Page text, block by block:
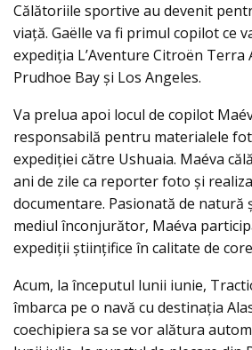
Călătoriile sportive au devenit
viață. Gaëlle va fi primul copilot ce
expediția L’Aventure Citroën Terra
Prudhoe Bay și Los Angeles.
Va prelua apoi locul de copilot
responsabilă pentru materialele
expediției către Ushuaia. Maéva
ani de zile ca reporter foto și
documentare. Pasionată de natură
mediul înconjurător, Maéva
expediții științifice în calitate de
Acum, la începutul lunii iunie,
îmbarca pe o navă cu destinația
coechipiera sa se vor alătura